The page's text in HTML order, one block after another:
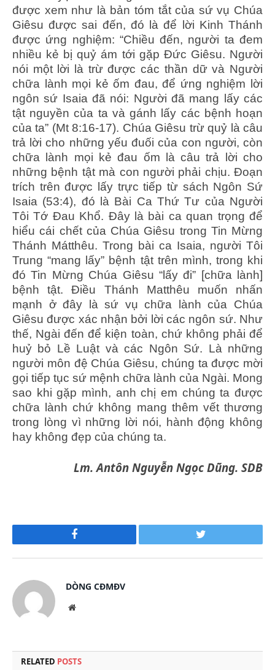
được xem như là bản tóm tắt của sứ vụ Chúa
Giêsu được sai đến, đó là để lời Kinh Thánh
được ứng nghiệm: “Chiều đến, người ta đem
nhiều kẻ bị quỷ ám tới gặp Đức Giêsu. Người
nói một lời là trừ được các thần dữ và Người
chữa lành mọi kẻ ốm đau, để ứng nghiệm lời
ngôn sứ Isaia đã nói: Người đã mang lấy các
tật nguyền của ta và gánh lấy các bệnh hoạn
của ta” (Mt 8:16-17). Chúa Giêsu trừ quỷ là câu
trả lời cho những yếu đuối của con người, còn
chữa lành mọi kẻ đau ốm là câu trả lời cho
những bệnh tật mà con người phải chịu. Đoạn
trích trên được lấy trực tiếp từ sách Ngôn Sứ
Isaia (53:4), đó là Bài Ca Thứ Tư của Người
Tôi Tớ Đau Khổ. Đây là bài ca quan trọng để
hiểu cái chết của Chúa Giêsu trong Tin Mừng
Thánh Mátthêu. Trong bài ca Isaia, người Tôi
Trung “mang lấy” bệnh tật trên mình, trong khi
đó Tin Mừng Chúa Giêsu “lấy đi” [chữa lành]
bệnh tật. Điều Thánh Matthêu muốn nhấn
mạnh ở đây là sứ vụ chữa lành của Chúa
Giêsu được xác nhận bởi lời các ngôn sứ. Như
thế, Ngài đến để kiện toàn, chứ không phải để
huỷ bỏ Lề Luật và các Ngôn Sứ. Là những
người môn đệ Chúa Giêsu, chúng ta được mời
gọi tiếp tục sứ mệnh chữa lành của Ngài. Mong
sao khi gặp mình, anh chị em chúng ta được
chữa lành chứ không mang thêm vết thương
trong lòng vì những lời nói, hành động không
hay không đẹp của chúng ta.
Lm. Antôn Nguyễn Ngọc Dũng. SDB
Facebook Twitter
DÒNG CĐMĐV
Website
RELATED POSTS